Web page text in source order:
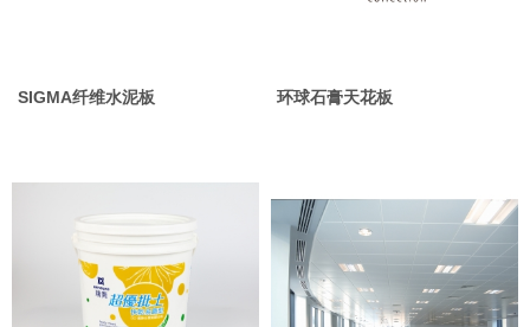
SIGMA纤维水泥板 环球石膏天花板